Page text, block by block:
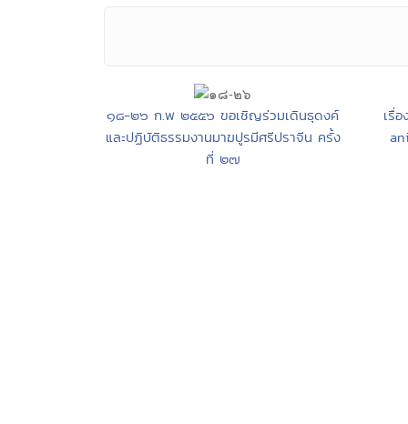
๑๘-๒๖ ก.พ ๒๕๕๖ ขอเชิญร่วมเดินธุดงค์
และปฏิบัติธรรมงานมาฆปูรมีศรีปราจีน ครั้ง
ที่ ๒๗
เรื่